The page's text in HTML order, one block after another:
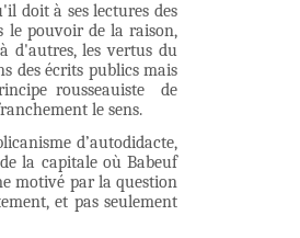
doit à ses lectures des
le pouvoir de la raison,
d'autres, les vertus du
des écrits publics mais
rousseauiste de
le sens.
d’autodidacte,
la capitale où Babeuf
motivé par la question
et pas seulement